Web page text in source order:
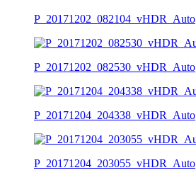
P_20171202_082104_vHDR_Auto
P_20171202_082530_vHDR_Auto
P_20171204_204338_vHDR_Auto
P_20171204_203055_vHDR_Auto